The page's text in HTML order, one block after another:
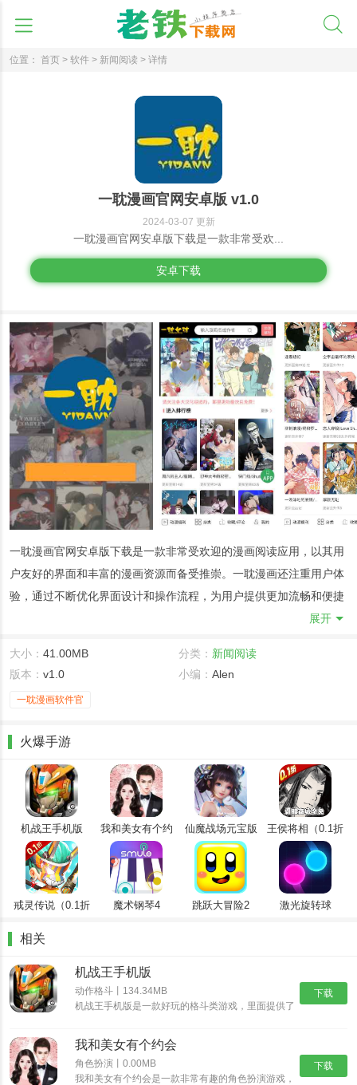
位置： 首页 > 软件 > 新闻阅读 > 详情
一耽漫画官网安卓版 v1.0
2024-03-07 更新
一耽漫画官网安卓版下载是一款非常受欢...
安卓下载
一耽漫画官网安卓版下载是一款非常受欢迎的漫画阅读应用，以其用
户友好的界面和丰富的漫画资源而备受推崇。一耽漫画还注重用户体
验，通过不断优化界面设计和操作流程，为用户提供更加流畅和便捷
的阅读体验。同时，腾讯漫画也在不断地推出新的漫画作品和系列，
一耽漫画官网安卓版软件介绍
在一耽漫画中，你可以找到各种类型的漫画资源，包括但不限于热血
讯漫画也提供了专门的区域和更新机制，让他们能够更加方便地获取
自己喜爱的作品。
展开
大小： 41.00MB 分类： 新闻阅读
版本： v1.0 小编： Alen
一耽漫画软件官
火爆手游
机战王手机版
我和美女有个约
会
仙魔战场元宝版
王侯将相（0.1折
全密卷无限
648）
戒灵传说（0.1折
魔术钢琴4 跳跃大冒险2 激光旋转球
相关
下载
机战王手机版
动作格斗丨134.34MB
机战王手机版是一款好玩的格斗类游戏，里面提供了
场景中开启冒险之旅，收集更多的装备提升机甲的属
性。
下载
我和美女有个约会
角色扮演丨0.00MB
我和美女有个约会是一款非常有趣的角色扮演游戏，